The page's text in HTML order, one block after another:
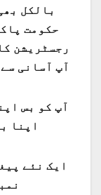
بالکل
حکومت
رجسٹریشن
آپ آسانی
آپ کو بس
اپنا
ایک نئے